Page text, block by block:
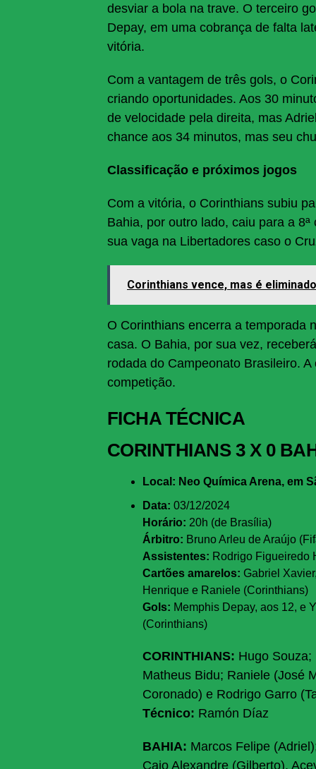
desviar a bola na trave. O terceiro
Depay, em uma cobrança de falta
vitória.
Com a vantagem de três gols, o
criando oportunidades. Aos 30
de velocidade pela direita, mas
chance aos 34 minutos, mas seu
Classificação e próximos jogos
Com a vitória, o Corinthians subiu
Bahia, por outro lado, caiu para a
sua vaga na Libertadores caso o
Corinthians vence, mas é
O Corinthians encerra a temporada
casa. O Bahia, por sua vez,
rodada do Campeonato Brasileiro.
competição.
FICHA TÉCNICA
CORINTHIANS 3 X 0
Local: Neo Química Arena, em
Data: 03/12/2024
Horário: 20h (de Brasília)
Árbitro: Bruno Arleu de Araújo
Assistentes: Rodrigo Figueiredo
Cartões amarelos: Gabriel
Henrique e Raniele (Corinthians)
Gols: Memphis Depay, aos 12, e
(Corinthians)
CORINTHIANS: Hugo
Matheus Bidu; Raniele (José
Coronado) e Rodrigo Garro
Técnico: Ramón Díaz
BAHIA: Marcos Felipe
Caio Alexandre (Gilberto),